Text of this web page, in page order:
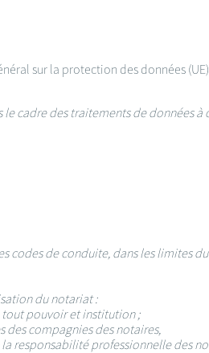
sur la protection des données
cadre des traitements de données à
codes de conduite, dans les limites
du notariat :
tout pouvoir et institution ;
des compagnies des notaires,
responsabilité professionnelle des